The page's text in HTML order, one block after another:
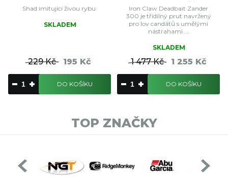
Shad imitující živou rybu.
SKLADEM
229 Kč 195 Kč
DO KOŠÍKU
Iron Claw Deadbait Zander
300 je třídílný prut navržený
pro lov candátů s umělými
nástrahami ...
SKLADEM
1 477 Kč 1 255 Kč
DO KOŠÍKU
TOP ZNAČKY